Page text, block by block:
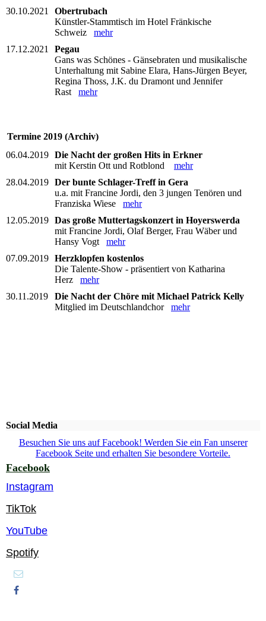
30.10.2021
Obertrubach
Künstler-Stammtisch im Hotel Fränkische
Schweiz mehr
17.12.2021
Pegau
Gans was Schönes - Gänsebraten und musikalische
Unterhaltung mit Sabine Elara, Hans-Jürgen Beyer,
Regina Thoss, J.K. du Dramont und Jennifer
Rast mehr
Termine 2019 (Archiv)
06.04.2019 Die Nacht der großen Hits in Erkner
mit Kerstin Ott und Rotblond mehr
28.04.2019 Der bunte Schlager-Treff in Gera
u.a. mit Francine Jordi, den 3 jungen Tenören und
Franziska Wiese mehr
12.05.2019 Das große Muttertagskonzert in Hoyerswerda
mit Francine Jordi, Olaf Berger, Frau Wäber und
Hansy Vogt mehr
07.09.2019 Herzklopfen kostenlos
Die Talente-Show - präsentiert von Katharina
Herz mehr
30.11.2019
Die Nacht der Chöre mit Michael Patrick Kelly
Mitglied im Deutschlandchor mehr
Social Media
Besuchen Sie uns auf Facebook! Werden Sie ein Fan unserer
Facebook Seite und erhalten Sie besondere Vorteile.
Facebook
Instagram
TikTok
YouTube
Spotify